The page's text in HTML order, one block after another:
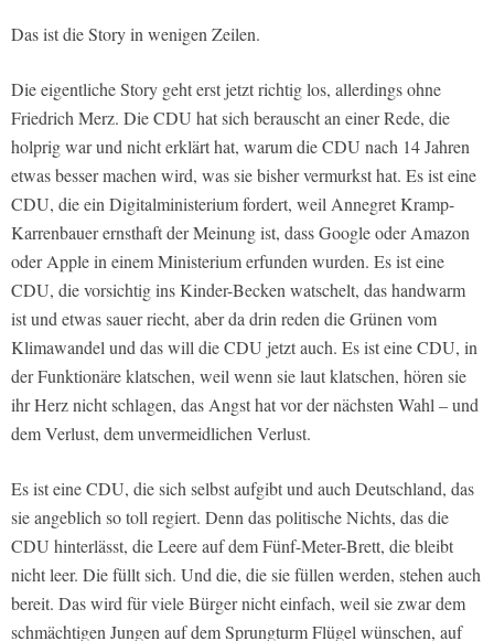
Das ist die Story in wenigen Zeilen.
Die eigentliche Story geht erst jetzt richtig los, allerdings ohne
Friedrich Merz. Die CDU hat sich berauscht an einer Rede, die
holprig war und nicht erklärt hat, warum die CDU nach 14 Jahren
etwas besser machen wird, was sie bisher vermurkst hat. Es ist eine
CDU, die ein Digitalministerium fordert, weil Annegret Kramp-
Karrenbauer ernsthaft der Meinung ist, dass Google oder Amazon
oder Apple in einem Ministerium erfunden wurden. Es ist eine
CDU, die vorsichtig ins Kinder-Becken watschelt, das handwarm
ist und etwas sauer riecht, aber da drin reden die Grünen vom
Klimawandel und das will die CDU jetzt auch. Es ist eine CDU, in
der Funktionäre klatschen, weil wenn sie laut klatschen, hören sie
ihr Herz nicht schlagen, das Angst hat vor der nächsten Wahl – und
dem Verlust, dem unvermeidlichen Verlust.
Es ist eine CDU, die sich selbst aufgibt und auch Deutschland, das
sie angeblich so toll regiert. Denn das politische Nichts, das die
CDU hinterlässt, die Leere auf dem Fünf-Meter-Brett, die bleibt
nicht leer. Die füllt sich. Und die, die sie füllen werden, stehen auch
bereit. Das wird für viele Bürger nicht einfach, weil sie zwar dem
schmächtigen Jungen auf dem Sprungturm Flügel wünschen, auf